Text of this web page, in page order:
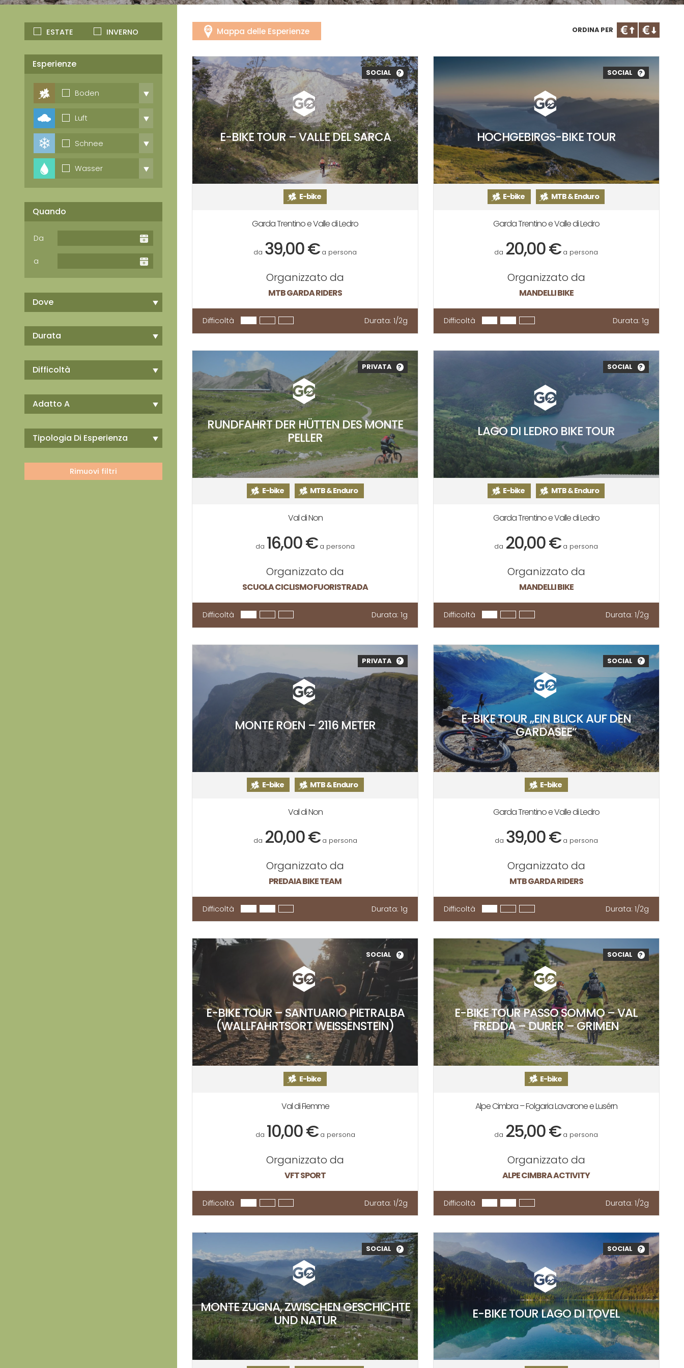
ESTATE INVERNO
Esperienze
Boden
Luft
Schnee
Wasser
Quando
Da
a
Dove
Durata
Difficoltà
Adatto A
Tipologia Di Esperienza
Rimuovi filtri
ORDINA PER
Mappa delle Esperienze
E-BIKE TOUR – VALLE DEL SARCA
SOCIAL ?
E-bike
Garda Trentino e Valle di Ledro
da 39,00 € a persona
Organizzato da
MTB GARDA RIDERS
Difficoltà Durata: 1/2g
HOCHGEBIRGS-BIKE TOUR
SOCIAL ?
E-bike MTB & Enduro
Garda Trentino e Valle di Ledro
da 20,00 € a persona
Organizzato da
MANDELLI BIKE
Difficoltà Durata: 1g
RUNDFAHRT DER HÜTTEN DES MONTE
PELLER
PRIVATA ?
E-bike MTB & Enduro
Val di Non
da 16,00 € a persona
Organizzato da
SCUOLA CICLISMO FUORISTRADA
Difficoltà Durata: 1g
LAGO DI LEDRO BIKE TOUR
SOCIAL ?
E-bike MTB & Enduro
Garda Trentino e Valle di Ledro
da 20,00 € a persona
Organizzato da
MANDELLI BIKE
Difficoltà Durata: 1/2g
MONTE ROEN – 2116 METER
PRIVATA ?
E-bike MTB & Enduro
Val di Non
da 20,00 € a persona
Organizzato da
PREDAIA BIKE TEAM
Difficoltà Durata: 1g
E-BIKE TOUR „EIN BLICK AUF DEN
GARDASEE“
SOCIAL ?
E-bike
Garda Trentino e Valle di Ledro
da 39,00 € a persona
Organizzato da
MTB GARDA RIDERS
Difficoltà Durata: 1/2g
E-BIKE TOUR – SANTUARIO PIETRALBA
(WALLFAHRTSORT WEISSENSTEIN)
SOCIAL ?
E-bike
Val di Fiemme
da 10,00 € a persona
Organizzato da
VFT SPORT
Difficoltà Durata: 1/2g
E-BIKE TOUR PASSO SOMMO – VAL
FREDDA – DURER – GRIMEN
SOCIAL ?
E-bike
Alpe Cimbra – Folgaria Lavarone e Lusérn
da 25,00 € a persona
Organizzato da
ALPE CIMBRA ACTIVITY
Difficoltà Durata: 1/2g
MONTE ZUGNA, ZWISCHEN GESCHICHTE
UND NATUR
SOCIAL ?
E-BIKE TOUR LAGO DI TOVEL
SOCIAL ?